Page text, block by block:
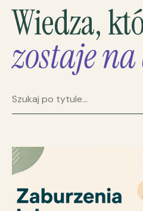
Wiedza,
zostaje na
Szukaj artykułu